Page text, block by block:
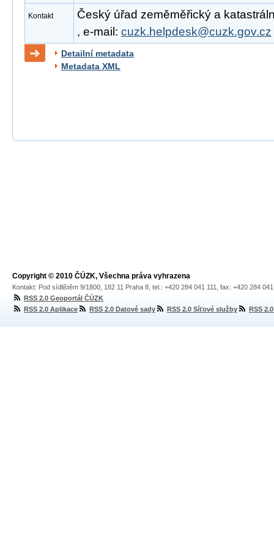
Kontakt
Český úřad zeměměřický a
, e-mail: cuzk.helpdesk@cuzk.gov.cz
Detailní metadata
Metadata XML
Copyright © 2010 ČÚZK, Všechna práva vyhrazena
Kontakt: Pod sídlištěm 9/1800, 182 11 Praha 8, tel.: +420 284 041 111, fax: +420 284
RSS 2.0 Geoportál ČÚZK
RSS 2.0 Aplikace
RSS 2.0 Datové sady RSS 2.0 Síťové služby RSS